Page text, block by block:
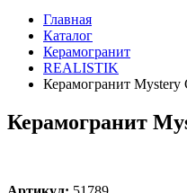
Главная
Каталог
Керамогранит
REALISTIK
Керамогранит Mystery
Керамогранит